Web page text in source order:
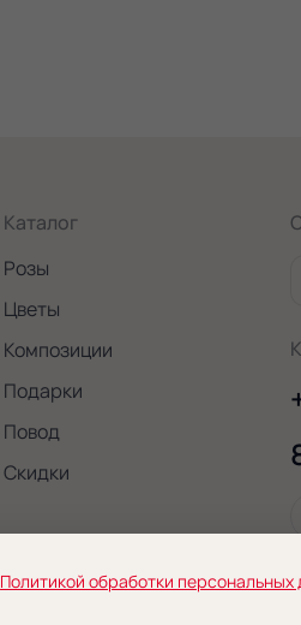
Каталог
Розы
Цветы
Композиции
Подарки
Повод
Скидки
Политикой обработки персональных